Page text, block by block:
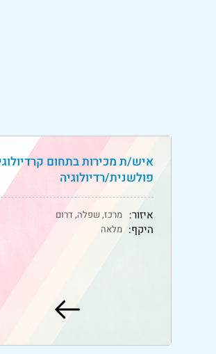
איש/ת מכירות בתחום
פולשנית/רדיולוגיה
איזור: מרכז, שפלה, דרום
היקף: מלאה